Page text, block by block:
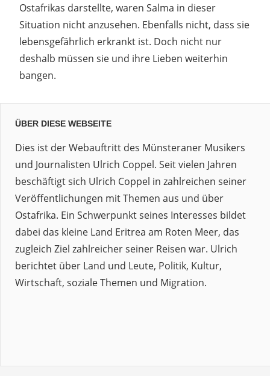
Ostafrikas darstellte, waren Salma in dieser
Situation nicht anzusehen. Ebenfalls nicht, dass sie
lebensgefährlich erkrankt ist. Doch nicht nur
deshalb müssen sie und ihre Lieben weiterhin
bangen.
ÜBER DIESE WEBSEITE
Dies ist der Webauftritt des Münsteraner Musikers
und Journalisten Ulrich Coppel. Seit vielen Jahren
beschäftigt sich Ulrich Coppel in zahlreichen seiner
Veröffentlichungen mit Themen aus und über
Ostafrika. Ein Schwerpunkt seines Interesses bildet
dabei das kleine Land Eritrea am Roten Meer, das
zugleich Ziel zahlreicher seiner Reisen war. Ulrich
berichtet über Land und Leute, Politik, Kultur,
Wirtschaft, soziale Themen und Migration.